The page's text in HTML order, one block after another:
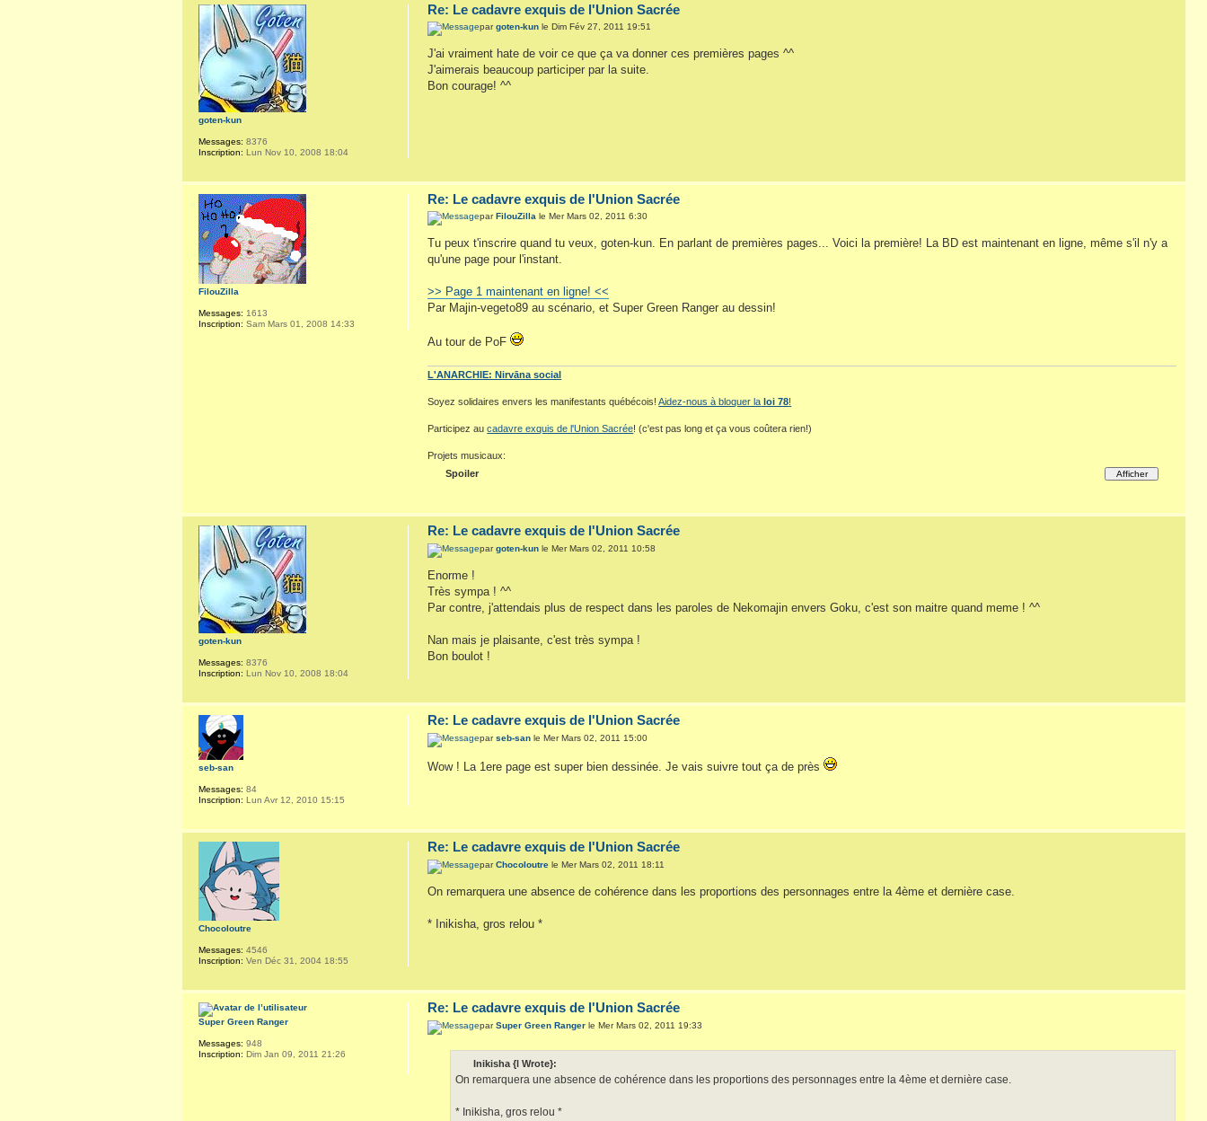
Re: Le cadavre exquis de l'Union Sacrée
pargoten-kun le Dim Fév 27, 2011 19:51
J'ai vraiment hate de voir ce que ça va donner ces premières pages ^^
J'aimerais beaucoup participer par la suite.
Bon courage! ^^
goten-kun
Messages: 8376
Inscription: Lun Nov 10, 2008 18:04
Re: Le cadavre exquis de l'Union Sacrée
parFilouZilla le Mer Mars 02, 2011 6:30
Tu peux t'inscrire quand tu veux, goten-kun. En parlant de premières pages... Voici la première! La BD est maintenant en ligne, même s'il n'y a
qu'une page pour l'instant.
>> Page 1 maintenant en ligne! <<
Par Majin-vegeto89 au scénario, et Super Green Ranger au dessin!
Au tour de PoF
L'ANARCHIE: Nirvāna social
Soyez solidaires envers les manifestants québécois!Aidez-nous à bloquer la loi 78!
Participez aucadavre exquis de l'Union Sacrée! (c'est pas long et ça vous coûtera rien!)
Projets musicaux:
Spoiler
FilouZilla
Messages: 1613
Inscription: Sam Mars 01, 2008 14:33
Re: Le cadavre exquis de l'Union Sacrée
pargoten-kun le Mer Mars 02, 2011 10:58
Enorme !
Très sympa ! ^^
Par contre, j'attendais plus de respect dans les paroles de Nekomajin envers Goku, c'est son maitre quand meme ! ^^
Nan mais je plaisante, c'est très sympa !
Bon boulot !
goten-kun
Messages: 8376
Inscription: Lun Nov 10, 2008 18:04
Re: Le cadavre exquis de l'Union Sacrée
parseb-san le Mer Mars 02, 2011 15:00
Wow ! La 1ere page est super bien dessinée. Je vais suivre tout ça de près
seb-san
Messages: 84
Inscription: Lun Avr 12, 2010 15:15
Re: Le cadavre exquis de l'Union Sacrée
parChocoloutre le Mer Mars 02, 2011 18:11
On remarquera une absence de cohérence dans les proportions des personnages entre la 4ème et dernière case.
* Inikisha, gros relou *
Chocoloutre
Messages: 4546
Inscription: Ven Déc 31, 2004 18:55
Re: Le cadavre exquis de l'Union Sacrée
parSuper Green Ranger le Mer Mars 02, 2011 19:33
Inikisha {l Wrote}:
On remarquera une absence de cohérence dans les proportions des personnages entre la 4ème et dernière case.
* Inikisha, gros relou *
Super Green Ranger
Messages: 948
Inscription: Dim Jan 09, 2011 21:26